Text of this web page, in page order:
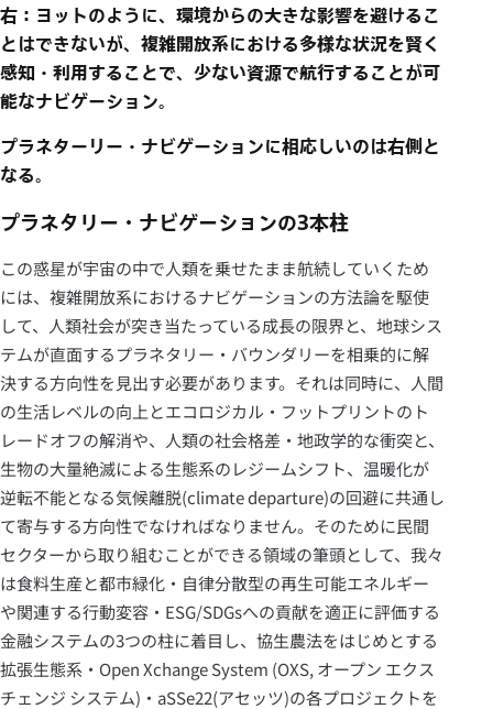
右：ヨットのように、環境からの大きな影響を避けるこ
とはできないが、複雑開放系における多様な状況を賢く
感知・利用することで、少ない資源で航行することが可
能なナビゲーション。
プラネターリー・ナビゲーションに相応しいのは右側と
なる。
プラネタリー・ナビゲーションの3本柱
この惑星が宇宙の中で人類を乗せたまま航続していくため
には、複雑開放系におけるナビゲーションの方法論を駆使
して、人類社会が突き当たっている成長の限界と、地球シス
テムが直面するプラネタリー・バウンダリーを相乗的に解
決する方向性を見出す必要があります。それは同時に、人間
の生活レベルの向上とエコロジカル・フットプリントのト
レードオフの解消や、人類の社会格差・地政学的な衝突と、
生物の大量絶滅による生態系のレジームシフト、温暖化が
逆転不能となる気候離脱(climate departure)の回避に共通し
て寄与する方向性でなければなりません。そのために民間
セクターから取り組むことができる領域の筆頭として、我々
は食料生産と都市緑化・自律分散型の再生可能エネルギー
や関連する行動変容・ESG/SDGsへの貢献を適正に評価する
金融システムの3つの柱に着目し、協生農法をはじめとする
拡張生態系・Open Xchange System (OXS, オープン エクス
チェンジ システム)・aSSe22(アセッツ)の各プロジェクトを